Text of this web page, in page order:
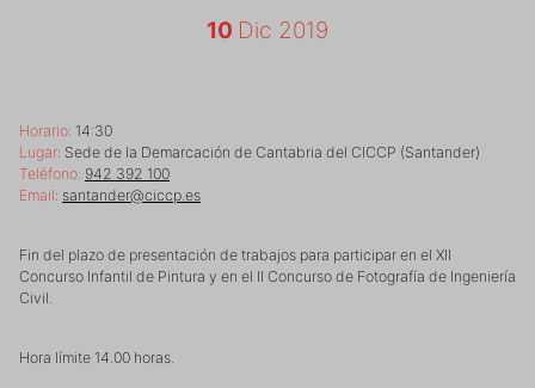
10 Dic 2019
Horario: 14:30
Lugar: Sede de la Demarcación de Cantabria del CICCP (Santander)
Teléfono: 942 392 100
Email: santander@ciccp.es
Fin del plazo de presentación de trabajos para participar en el XII
Concurso Infantil de Pintura y en el II Concurso de Fotografía de Ingeniería
Civil.
Hora límite 14.00 horas.